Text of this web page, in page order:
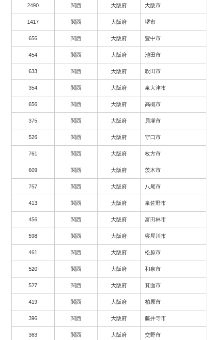
2490 関西 大阪府 大阪市
1417 関西 大阪府 堺市
656 関西 大阪府 豊中市
454 関西 大阪府 池田市
633 関西 大阪府 吹田市
354 関西 大阪府 泉大津市
656 関西 大阪府 高槻市
375 関西 大阪府 貝塚市
526 関西 大阪府 守口市
761 関西 大阪府 枚方市
609 関西 大阪府 茨木市
757 関西 大阪府 八尾市
413 関西 大阪府 泉佐野市
456 関西 大阪府 富田林市
598 関西 大阪府 寝屋川市
461 関西 大阪府 松原市
520 関西 大阪府 和泉市
527 関西 大阪府 箕面市
419 関西 大阪府 柏原市
396 関西 大阪府 藤井寺市
363 関西 大阪府 交野市